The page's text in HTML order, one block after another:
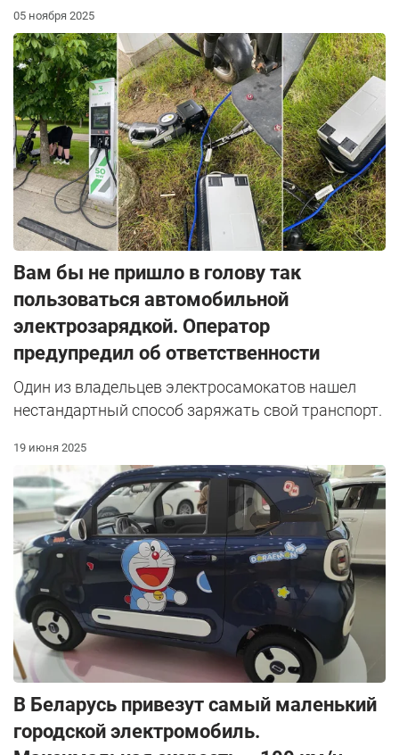
05 ноября 2025
Вам бы не пришло в голову так
пользоваться автомобильной
электрозарядкой. Оператор
предупредил об ответственности
Один из владельцев электросамокатов нашел
нестандартный способ заряжать свой транспорт.
19 июня 2025
В Беларусь привезут самый маленький
городской электромобиль.